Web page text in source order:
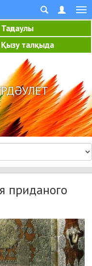
Таңдаулы
Қызу талқыда
приданого